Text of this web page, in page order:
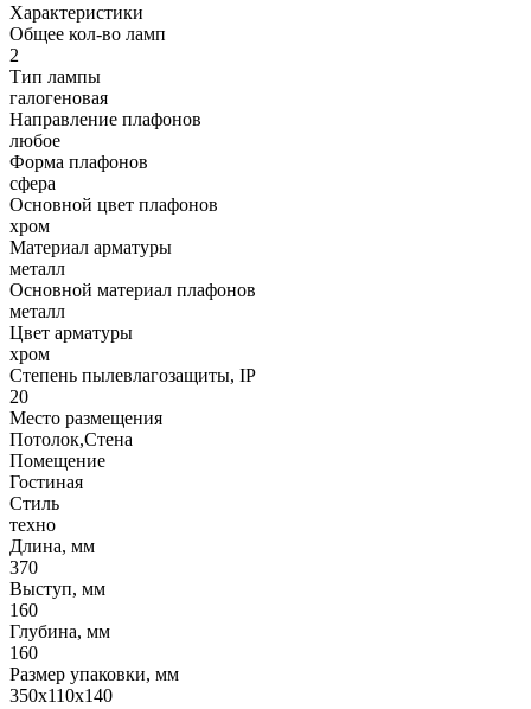
Характеристики
Общее кол-во ламп
2
Тип лампы
галогеновая
Направление плафонов
любое
Форма плафонов
сфера
Основной цвет плафонов
хром
Материал арматуры
металл
Основной материал плафонов
металл
Цвет арматуры
хром
Степень пылевлагозащиты, IP
20
Место размещения
Потолок,Стена
Помещение
Гостиная
Стиль
техно
Длина, мм
370
Выступ, мм
160
Глубина, мм
160
Размер упаковки, мм
350x110x140